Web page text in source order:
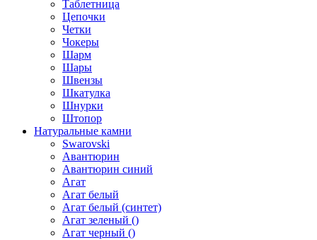
Таблетница
Цепочки
Четки
Чокеры
Шарм
Шары
Швензы
Шкатулка
Шнурки
Штопор
Натуральные камни
Swarovski
Авантюрин
Авантюрин синий
Агат
Агат белый
Агат белый (синтет)
Агат зеленый ()
Агат черный ()